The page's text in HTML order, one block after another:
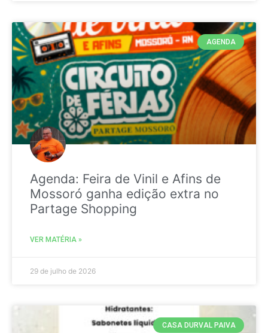
AGENDA
Agenda: Feira de Vinil e Afins de
Mossoró ganha edição extra no
Partage Shopping
VER MATÉRIA »
29 de julho de 2026
CASA DURVAL PAIVA